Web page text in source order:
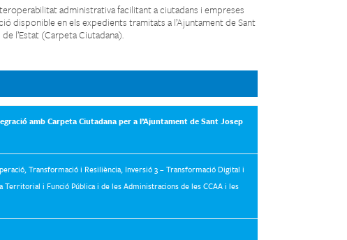
administrativa facilitant a ciutadans i empreses
disponible en els expedients tramitats a l’Ajuntament de Sant
l’Estat (Carpeta Ciutadana).
amb Carpeta Ciutadana per a l’Ajuntament de Sant Josep
Transformació i Resiliència, Inversió 3 – Transformació Digital i
i Funció Pública i de les Administracions de les CCAA i les